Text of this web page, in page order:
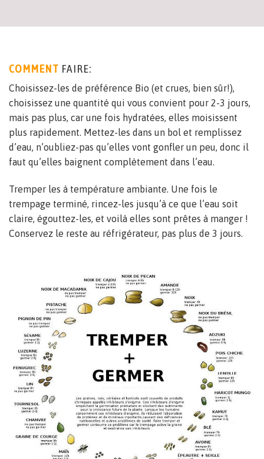
COMMENT FAIRE:
Choisissez-les de préférence Bio (et crues, bien sûr!),
choisissez une quantité qui vous convient pour 2-3 jours,
mais pas plus, car une fois hydratées, elles moisissent
plus rapidement. Mettez-les dans un bol et remplissez
d’eau, n’oubliez-pas qu’elles vont gonfler un peu, donc il
faut qu’elles baignent complètement dans l’eau.
Tremper les à température ambiante. Une fois le
trempage terminé, rincez-les jusqu’à ce que l’eau soit
claire, égouttez-les, et voilà elles sont prêtes à manger !
Conservez le reste au réfrigérateur, pas plus de 3 jours.